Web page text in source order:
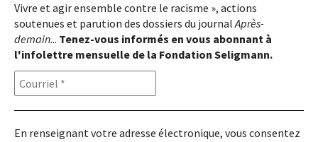
En renseignant votre adresse électronique, vous
consentez à recevoir l'infolettre de la Fondation
Seligmann, conformément à notrepolitique de
confidentialité. Il vous sera possible de vous
désabonner à tout moment.
Vivre et agir ensemble contre le racisme », actions
soutenues et parution des dossiers du journalAprès-
demain... Tenez-vous informés en vous abonnant à
l'infolettre mensuelle de la Fondation Seligmann.
En renseignant votre adresse électronique, vous consentez